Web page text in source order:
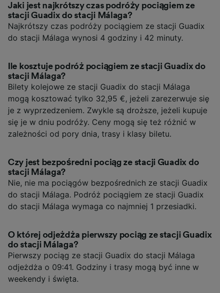
Jaki jest najkrótszy czas podróży pociągiem ze
stacji Guadix do stacji Málaga?
Najkrótszy czas podróży pociągiem ze stacji Guadix
do stacji Málaga wynosi 4 godziny i 42 minuty.
Ile kosztuje podróż pociągiem ze stacji Guadix do
stacji Málaga?
Bilety kolejowe ze stacji Guadix do stacji Málaga
mogą kosztować tylko 32,95 €, jeżeli zarezerwuje się
je z wyprzedzeniem. Zwykle są droższe, jeżeli kupuje
się je w dniu podróży. Ceny mogą się też różnić w
zależności od pory dnia, trasy i klasy biletu.
Czy jest bezpośredni pociąg ze stacji Guadix do
stacji Málaga?
Nie, nie ma pociągów bezpośrednich ze stacji Guadix
do stacji Málaga. Podróż pociągiem ze stacji Guadix
do stacji Málaga wymaga co najmniej 1 przesiadki.
O której odjeżdża pierwszy pociąg ze stacji Guadix
do stacji Málaga?
Pierwszy pociąg ze stacji Guadix do stacji Málaga
odjeżdża o 09:41. Godziny i trasy mogą być inne w
weekendy i święta.